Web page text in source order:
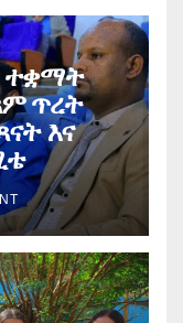
ተቋማት
ጥረት
እና